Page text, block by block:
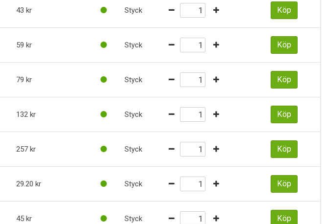
43 Styck Köp
59 Styck Köp
79 Styck Köp
132 Styck Köp
257 Styck Köp
29.20 Styck Köp
45 Styck Köp